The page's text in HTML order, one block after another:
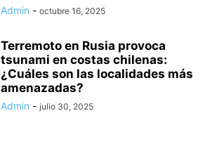
Admin - octubre 16, 2025
Terremoto en Rusia provoca
tsunami en costas chilenas:
¿Cuáles son las localidades más
amenazadas?
Admin - julio 30, 2025